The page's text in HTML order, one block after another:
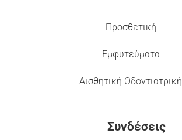
Προσθετική
Εμφυτεύματα
Αισθητική Οδοντιατρική
Συνδέσεις